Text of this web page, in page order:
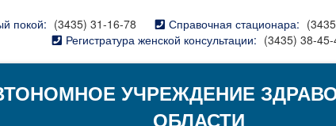
покой: (3435) 31-16-78 Справочная стационара:
Регистратура женской консультации: (3435) 38-45-
УЧРЕЖДЕНИЕ
ОБЛАСТИ